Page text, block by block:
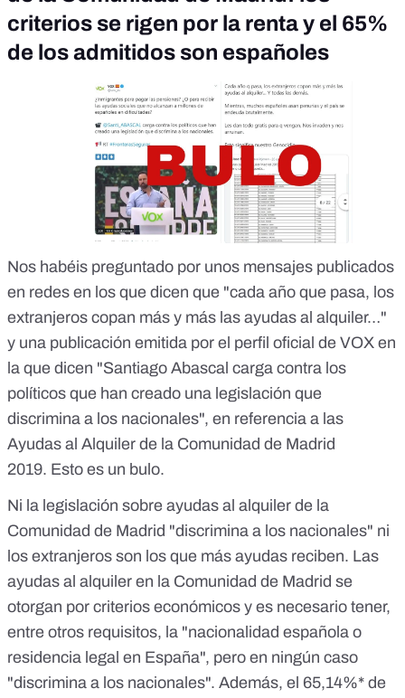
criterios se rigen por la renta y el 65%
de los admitidos son españoles
Nos habéis preguntado por unos mensajes publicados
en redes en los que dicen que "cada año que pasa, los
extranjeros copan más y más las ayudas al alquiler…"
y una publicación emitida por el perfil oficial de VOX en
la que dicen "Santiago Abascal carga contra los
políticos que han creado una legislación que
discrimina a los nacionales", en referencia a las
Ayudas al Alquiler de la Comunidad de Madrid
2019. Esto es un bulo.
Ni la legislación sobre ayudas al alquiler de la
Comunidad de Madrid "discrimina a los nacionales" ni
los extranjeros son los que más ayudas reciben. Las
ayudas al alquiler en la Comunidad de Madrid se
otorgan por criterios económicos y es necesario tener,
entre otros requisitos, la "nacionalidad española o
residencia legal en España", pero en ningún caso
"discrimina a los nacionales". Además, el 65,14%* de